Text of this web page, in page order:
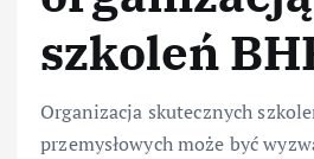
szkoleń
Organizacja skutecznych
przemysłowych może być